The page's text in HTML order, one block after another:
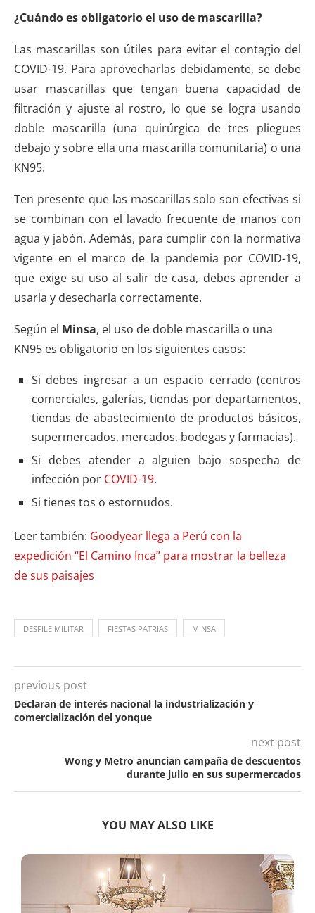
¿Cuándo es obligatorio el uso de mascarilla?
Las mascarillas son útiles para evitar el contagio del
COVID-19. Para aprovecharlas debidamente, se debe
usar mascarillas que tengan buena capacidad de
filtración y ajuste al rostro, lo que se logra usando
doble mascarilla (una quirúrgica de tres pliegues
debajo y sobre ella una mascarilla comunitaria) o una
KN95.
Ten presente que las mascarillas solo son efectivas si
se combinan con el lavado frecuente de manos con
agua y jabón. Además, para cumplir con la normativa
vigente en el marco de la pandemia por COVID-19,
que exige su uso al salir de casa, debes aprender a
usarla y desecharla correctamente.
Según el Minsa, el uso de doble mascarilla o una
KN95 es obligatorio en los siguientes casos:
Si debes ingresar a un espacio cerrado (centros
comerciales, galerías, tiendas por departamentos,
tiendas de abastecimiento de productos básicos,
supermercados, mercados, bodegas y farmacias).
Si debes atender a alguien bajo sospecha de
infección por COVID-19.
Si tienes tos o estornudos.
Leer también: Goodyear llega a Perú con la
expedición “El Camino Inca” para mostrar la belleza
de sus paisajes
DESFILE MILITAR FIESTAS PATRIAS MINSA
previous post
Declaran de interés nacional la industrialización y
comercialización del yonque
next post
Wong y Metro anuncian campaña de descuentos
durante julio en sus supermercados
YOU MAY ALSO LIKE